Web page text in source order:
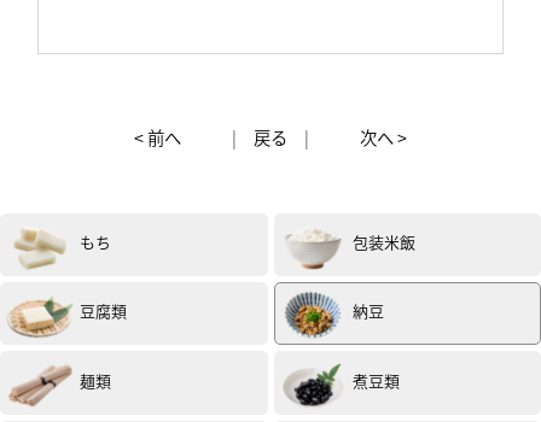
< 前へ | 戻る | 次へ >
もち 包装米飯
豆腐類 納豆
麺類 煮豆類